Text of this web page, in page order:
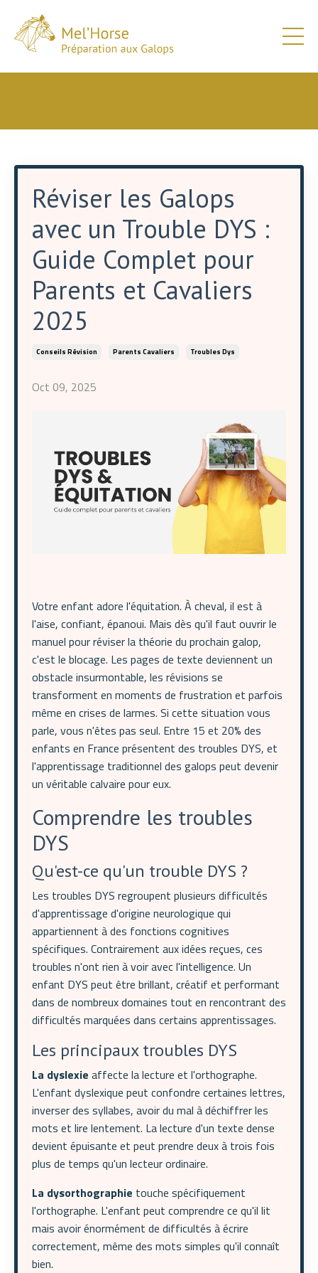
Réviser les Galops
avec un Trouble DYS :
Guide Complet pour
Parents et Cavaliers
2025
Conseils Révision Parents Cavaliers Troubles Dys
Oct 09, 2025
Votre enfant adore l'équitation. À cheval, il est à
l'aise, confiant, épanoui. Mais dès qu'il faut ouvrir le
manuel pour réviser la théorie du prochain galop,
c'est le blocage. Les pages de texte deviennent un
obstacle insurmontable, les révisions se
transforment en moments de frustration et parfois
même en crises de larmes. Si cette situation vous
parle, vous n'êtes pas seul. Entre 15 et 20% des
enfants en France présentent des troubles DYS, et
l'apprentissage traditionnel des galops peut devenir
un véritable calvaire pour eux.
Comprendre les troubles
DYS
Qu'est-ce qu'un trouble DYS ?
Les troubles DYS regroupent plusieurs difficultés
d'apprentissage d'origine neurologique qui
appartiennent à des fonctions cognitives
spécifiques. Contrairement aux idées reçues, ces
troubles n'ont rien à voir avec l'intelligence. Un
enfant DYS peut être brillant, créatif et performant
dans de nombreux domaines tout en rencontrant des
difficultés marquées dans certains apprentissages.
Les principaux troubles DYS
La dyslexie affecte la lecture et l'orthographe.
L'enfant dyslexique peut confondre certaines lettres,
inverser des syllabes, avoir du mal à déchiffrer les
mots et lire lentement. La lecture d'un texte dense
devient épuisante et peut prendre deux à trois fois
plus de temps qu'un lecteur ordinaire.
La dysorthographie touche spécifiquement
l'orthographe. L'enfant peut comprendre ce qu'il lit
mais avoir énormément de difficultés à écrire
correctement, même des mots simples qu'il connaît
bien.